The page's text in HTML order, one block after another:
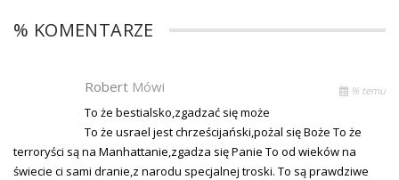
% KOMENTARZE
Robert Mówi % temu
To że bestialsko,zgadzać się może
To że usrael jest chrześcijański,pożal się Boże To że
terroryści są na Manhattanie,zgadza się Panie To od wieków na
świecie ci sami dranie,z narodu specjalnej troski. To są prawdziwe